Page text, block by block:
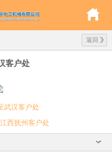
返回
客户处
武汉客户处
西抚州客户处